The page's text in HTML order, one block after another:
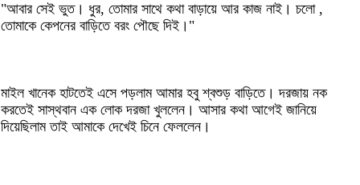
"আবার সেই ভুত। ধুর, তোমার সাথে কথা বাড়ায়ে আর কাজ নাই। চলো ,
তোমাকে কেপনের বাড়িতে বরং পৌছে দিই।"
মাইল খানেক হাটতেই এসে পড়লাম আমার হবু শ্বশুড় বাড়িতে। দরজায় নক
করতেই সাস্থবান এক লোক দরজা খুললেন। আসার কথা আগেই জানিয়ে
দিয়েছিলাম তাই আমাকে দেখেই চিনে ফেললেন।